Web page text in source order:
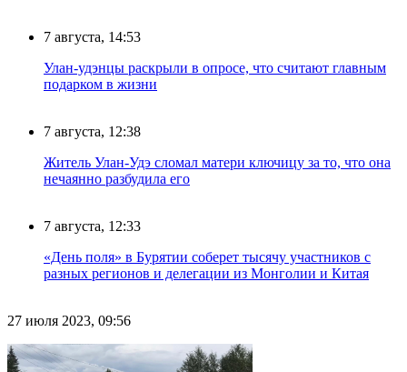
7 августа, 14:53
Улан-удэнцы раскрыли в опросе, что считают главным
подарком в жизни
7 августа, 12:38
Житель Улан-Удэ сломал матери ключицу за то, что она
нечаянно разбудила его
7 августа, 12:33
«День поля» в Бурятии соберет тысячу участников с
разных регионов и делегации из Монголии и Китая
27 июля 2023, 09:56